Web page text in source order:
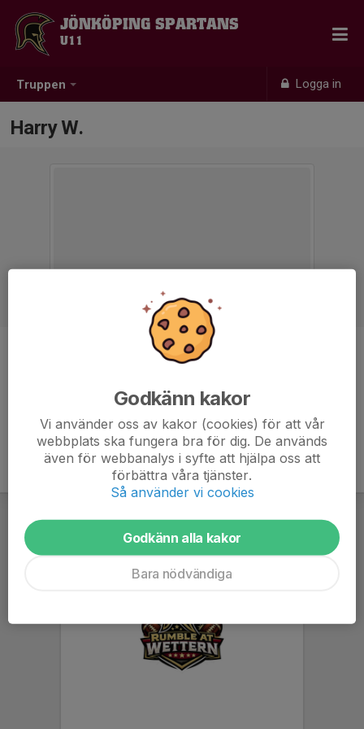
Truppen Logga in
JÖNKÖPING SPARTANS
U11
Harry W.
Godkänn kakor
Vi använder oss av kakor (cookies) för att vår
webbplats ska fungera bra för dig. De används
även för webbanalys i syfte att hjälpa oss att
förbättra våra tjänster.
Så använder vi cookies
Godkänn alla kakor
Bara nödvändiga